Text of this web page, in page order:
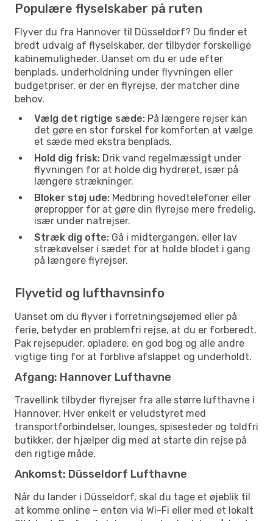
Populære flyselskaber på ruten
Flyver du fra Hannover til Düsseldorf? Du finder et
bredt udvalg af flyselskaber, der tilbyder forskellige
kabinemuligheder. Uanset om du er ude efter
benplads, underholdning under flyvningen eller
budgetpriser, er der en flyrejse, der matcher dine
behov.
Vælg det rigtige sæde: På længere rejser kan
det gøre en stor forskel for komforten at vælge
et sæde med ekstra benplads.
Hold dig frisk: Drik vand regelmæssigt under
flyvningen for at holde dig hydreret, især på
længere strækninger.
Bloker støj ude: Medbring hovedtelefoner eller
ørepropper for at gøre din flyrejse mere fredelig,
især under natrejser.
Stræk dig ofte: Gå i midtergangen, eller lav
strækøvelser i sædet for at holde blodet i gang
på længere flyrejser.
Flyvetid og lufthavnsinfo
Uanset om du flyver i forretningsøjemed eller på
ferie, betyder en problemfri rejse, at du er forberedt.
Pak rejsepuder, opladere, en god bog og alle andre
vigtige ting for at forblive afslappet og underholdt.
Afgang: Hannover Lufthavne
Travellink tilbyder flyrejser fra alle større lufthavne i
Hannover. Hver enkelt er veludstyret med
transportforbindelser, lounges, spisesteder og toldfri
butikker, der hjælper dig med at starte din rejse på
den rigtige måde.
Ankomst: Düsseldorf Lufthavne
Når du lander i Düsseldorf, skal du tage et øjeblik til
at komme online – enten via Wi-Fi eller med et lokalt